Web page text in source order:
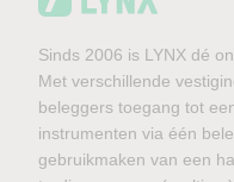
Sinds 2006 is LYNX dé
Met verschillende
beleggers toegang tot
instrumenten via één
gebruikmaken van een